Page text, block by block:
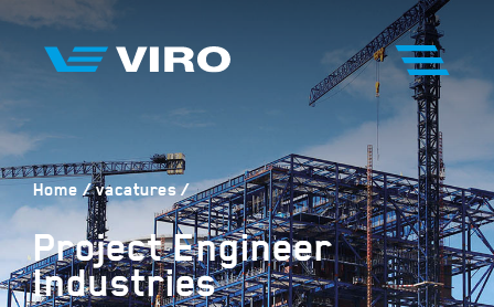
Home vacatures
Project Engineer
Industries